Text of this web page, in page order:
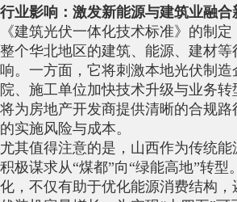
行业影响：激发新能源与建筑业融合
《建筑光伏一体化技术标准》的制
整个华北地区的建筑、能源、建材等
响。一方面，它将刺激本地光伏制
院、施工单位加快技术升级与业务
将为房地产开发商提供清晰的合规路
的实施风险与成本。
尤其值得注意的是，山西作为传统
积极谋求从“煤都”向“绿能高地”转型
化，不仅有助于优化能源消费结构